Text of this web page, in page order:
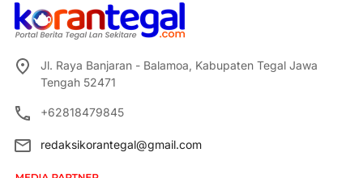
Jl. Raya Banjaran - Balamoa, Kabupaten Tegal Jawa
Tengah 52471
+62818479845
redaksikorantegal@gmail.com